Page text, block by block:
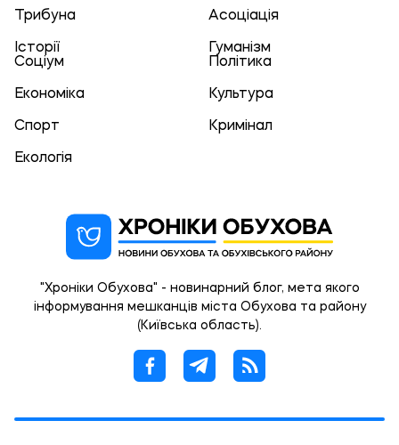
Трибуна Асоціація
Історії
Гуманізм
Соціум
Політика
Економіка Культура
Спорт Кримінал
Екологія
"Хроніки Обухова" - новинарний блог, мета якого
інформування мешканців міста Обухова та району
(Київська область).